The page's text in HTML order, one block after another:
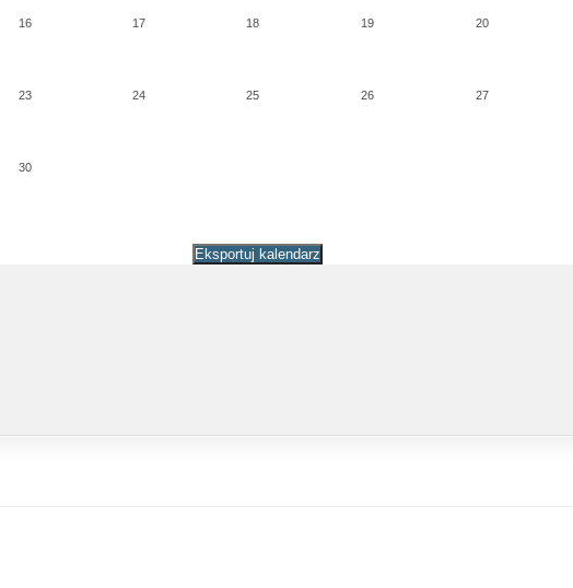
16 17 18 19 20
23 24 25 26 27
30